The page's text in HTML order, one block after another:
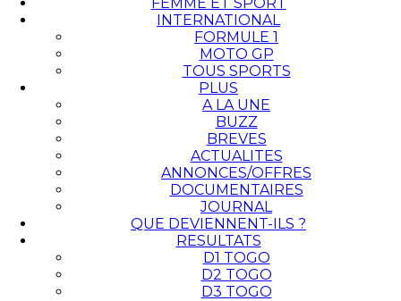
INTERNATIONAL
FORMULE 1
MOTO GP
TOUS SPORTS
PLUS
A LA UNE
BUZZ
BREVES
ACTUALITES
ANNONCES/OFFRES
DOCUMENTAIRES
JOURNAL
QUE DEVIENNENT-ILS ?
RESULTATS
D1 TOGO
D2 TOGO
D3 TOGO